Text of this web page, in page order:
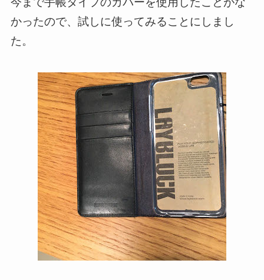
かったので、試しに使ってみることにしまし
た。